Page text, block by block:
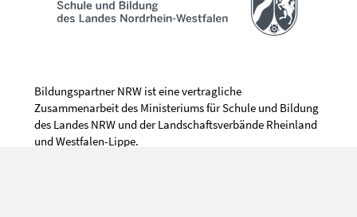
Bildungspartner NRW ist eine vertragliche
Zusammenarbeit des Ministeriums für Schule und Bildung
des Landes NRW und der Landschaftsverbände Rheinland
und Westfalen-Lippe.